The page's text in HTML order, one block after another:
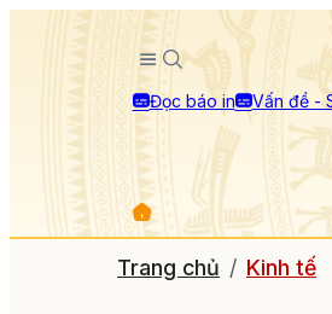
Đọc báo in Vấn đề -
Trang chủ Kinh tế